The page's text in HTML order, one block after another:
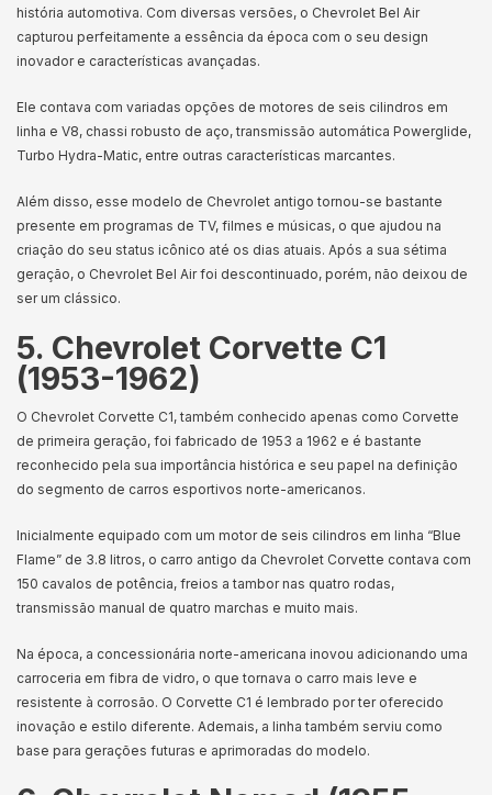
história automotiva. Com diversas versões, o Chevrolet Bel Air
capturou perfeitamente a essência da época com o seu design
inovador e características avançadas.
Ele contava com variadas opções de motores de seis cilindros em
linha e V8, chassi robusto de aço, transmissão automática Powerglide,
Turbo Hydra-Matic, entre outras características marcantes.
Além disso, esse modelo de Chevrolet antigo tornou-se bastante
presente em programas de TV, filmes e músicas, o que ajudou na
criação do seu status icônico até os dias atuais. Após a sua sétima
geração, o Chevrolet Bel Air foi descontinuado, porém, não deixou de
ser um clássico.
5. Chevrolet Corvette C1
(1953-1962)
O Chevrolet Corvette C1, também conhecido apenas como Corvette
de primeira geração, foi fabricado de 1953 a 1962 e é bastante
reconhecido pela sua importância histórica e seu papel na definição
do segmento de carros esportivos norte-americanos.
Inicialmente equipado com um motor de seis cilindros em linha “Blue
Flame” de 3.8 litros, o carro antigo da Chevrolet Corvette contava com
150 cavalos de potência, freios a tambor nas quatro rodas,
transmissão manual de quatro marchas e muito mais.
Na época, a concessionária norte-americana inovou adicionando uma
carroceria em fibra de vidro, o que tornava o carro mais leve e
resistente à corrosão. O Corvette C1 é lembrado por ter oferecido
inovação e estilo diferente. Ademais, a linha também serviu como
base para gerações futuras e aprimoradas do modelo.